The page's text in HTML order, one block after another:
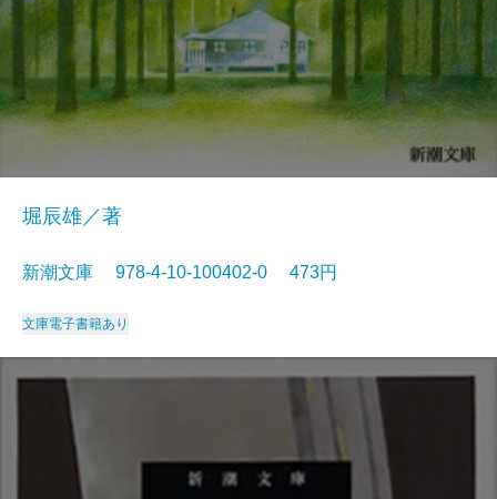
堀辰雄／著
新潮文庫 978-4-10-100402-0 473円
文庫電子書籍あり